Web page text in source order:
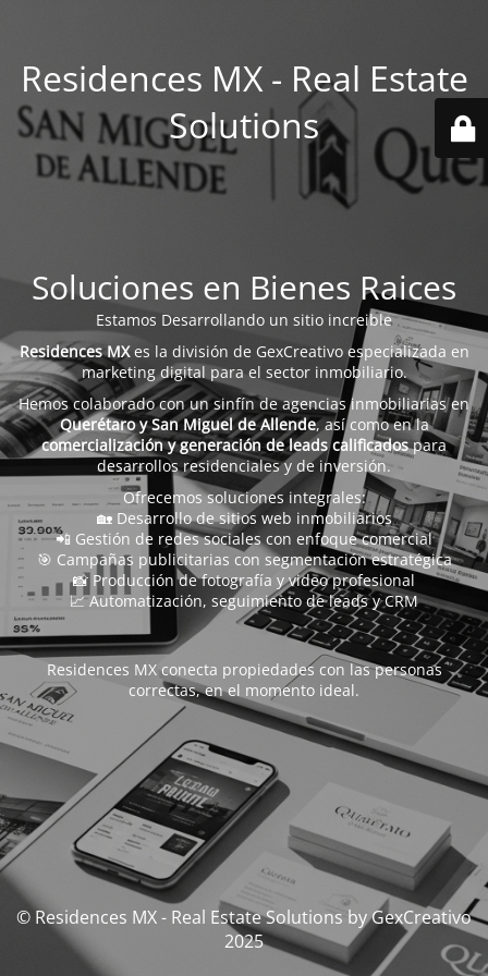
Residences MX - Real Estate
Solutions
Soluciones en Bienes Raices
Estamos Desarrollando un sitio increible
Residences MXes la división de GexCreativo especializada en
marketing digital para el sector inmobiliario.
Hemos colaborado con un sinfín de agencias inmobiliarias en
Querétaro y San Miguel de Allende, así como en la
comercialización y generación de leads calificadospara
desarrollos residenciales y de inversión.
Ofrecemos soluciones integrales:
🏡 Desarrollo de sitios web inmobiliarios
📲 Gestión de redes sociales con enfoque comercial
🎯 Campañas publicitarias con segmentación estratégica
📸 Producción de fotografía y video profesional
📈 Automatización, seguimiento de leads y CRM
Residences MX conecta propiedades con las personas
correctas, en el momento ideal.
© Residences MX - Real Estate Solutions by GexCreativo
2025